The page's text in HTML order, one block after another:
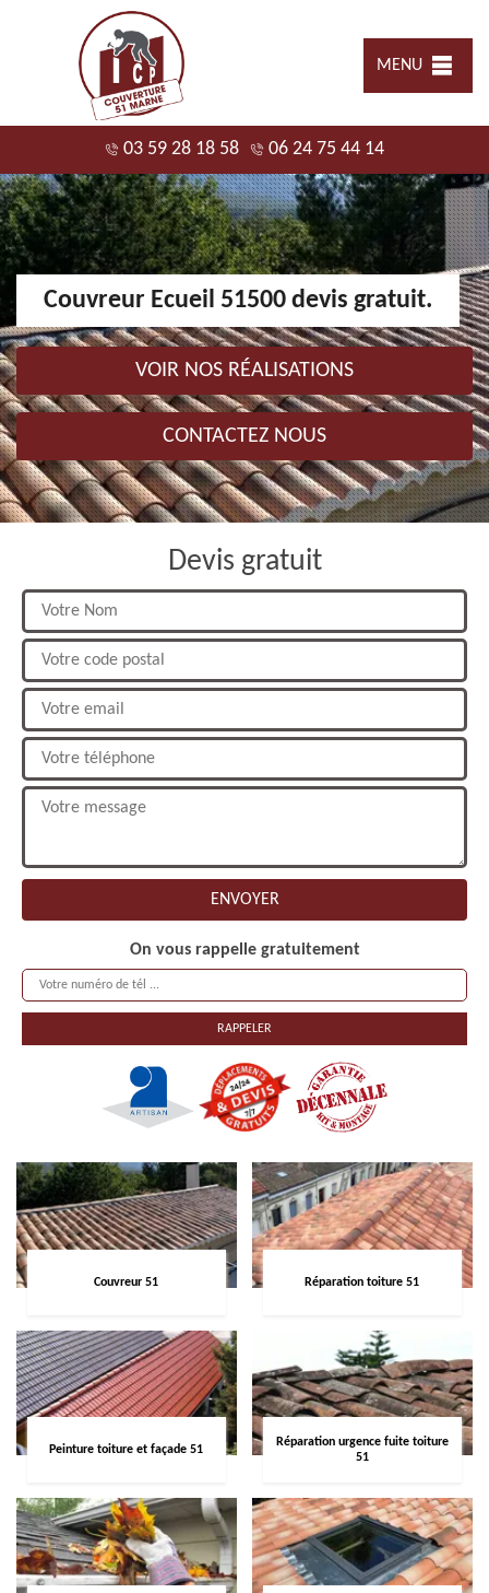
MENU
03 59 28 18 58 06 24 75 44 14
Couvreur Ecueil 51500 devis gratuit.
VOIR NOS RÉALISATIONS
CONTACTEZ NOUS
Devis gratuit
On vous rappelle gratuitement
Couvreur 51 Réparation toiture 51
Peinture toiture et façade 51
Réparation urgence fuite toiture
51